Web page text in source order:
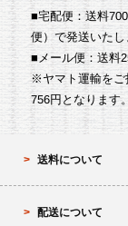
■宅配便：送料
便）で発送いたし
■メール便：送料
※ヤマト運輸をご
756円となります。
送料について
配送について